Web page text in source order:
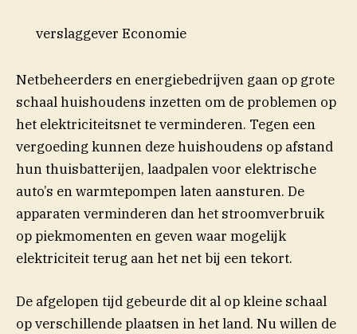
verslaggever Economie
Netbeheerders en energiebedrijven gaan op grote
schaal huishoudens inzetten om de problemen op
het elektriciteitsnet te verminderen. Tegen een
vergoeding kunnen deze huishoudens op afstand
hun thuisbatterijen, laadpalen voor elektrische
auto’s en warmtepompen laten aansturen. De
apparaten verminderen dan het stroomverbruik
op piekmomenten en geven waar mogelijk
elektriciteit terug aan het net bij een tekort.
De afgelopen tijd gebeurde dit al op kleine schaal
op verschillende plaatsen in het land. Nu willen de